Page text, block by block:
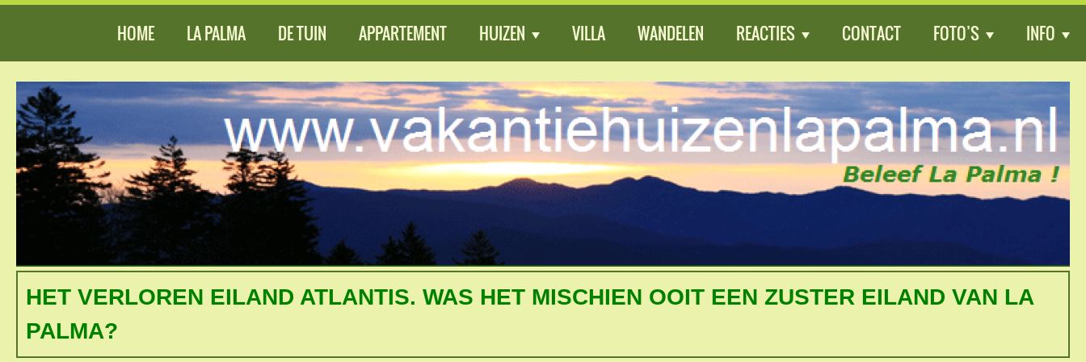
HET VERLOREN EILAND ATLANTIS. WAS HET MISCHIEN OOIT EEN ZUSTER EILAND VAN LA
PALMA?
HOME LA PALMA DE TUIN APPARTEMENT HUIZEN VILLA WANDELEN REACTIES CONTACT FOTO’S INFO